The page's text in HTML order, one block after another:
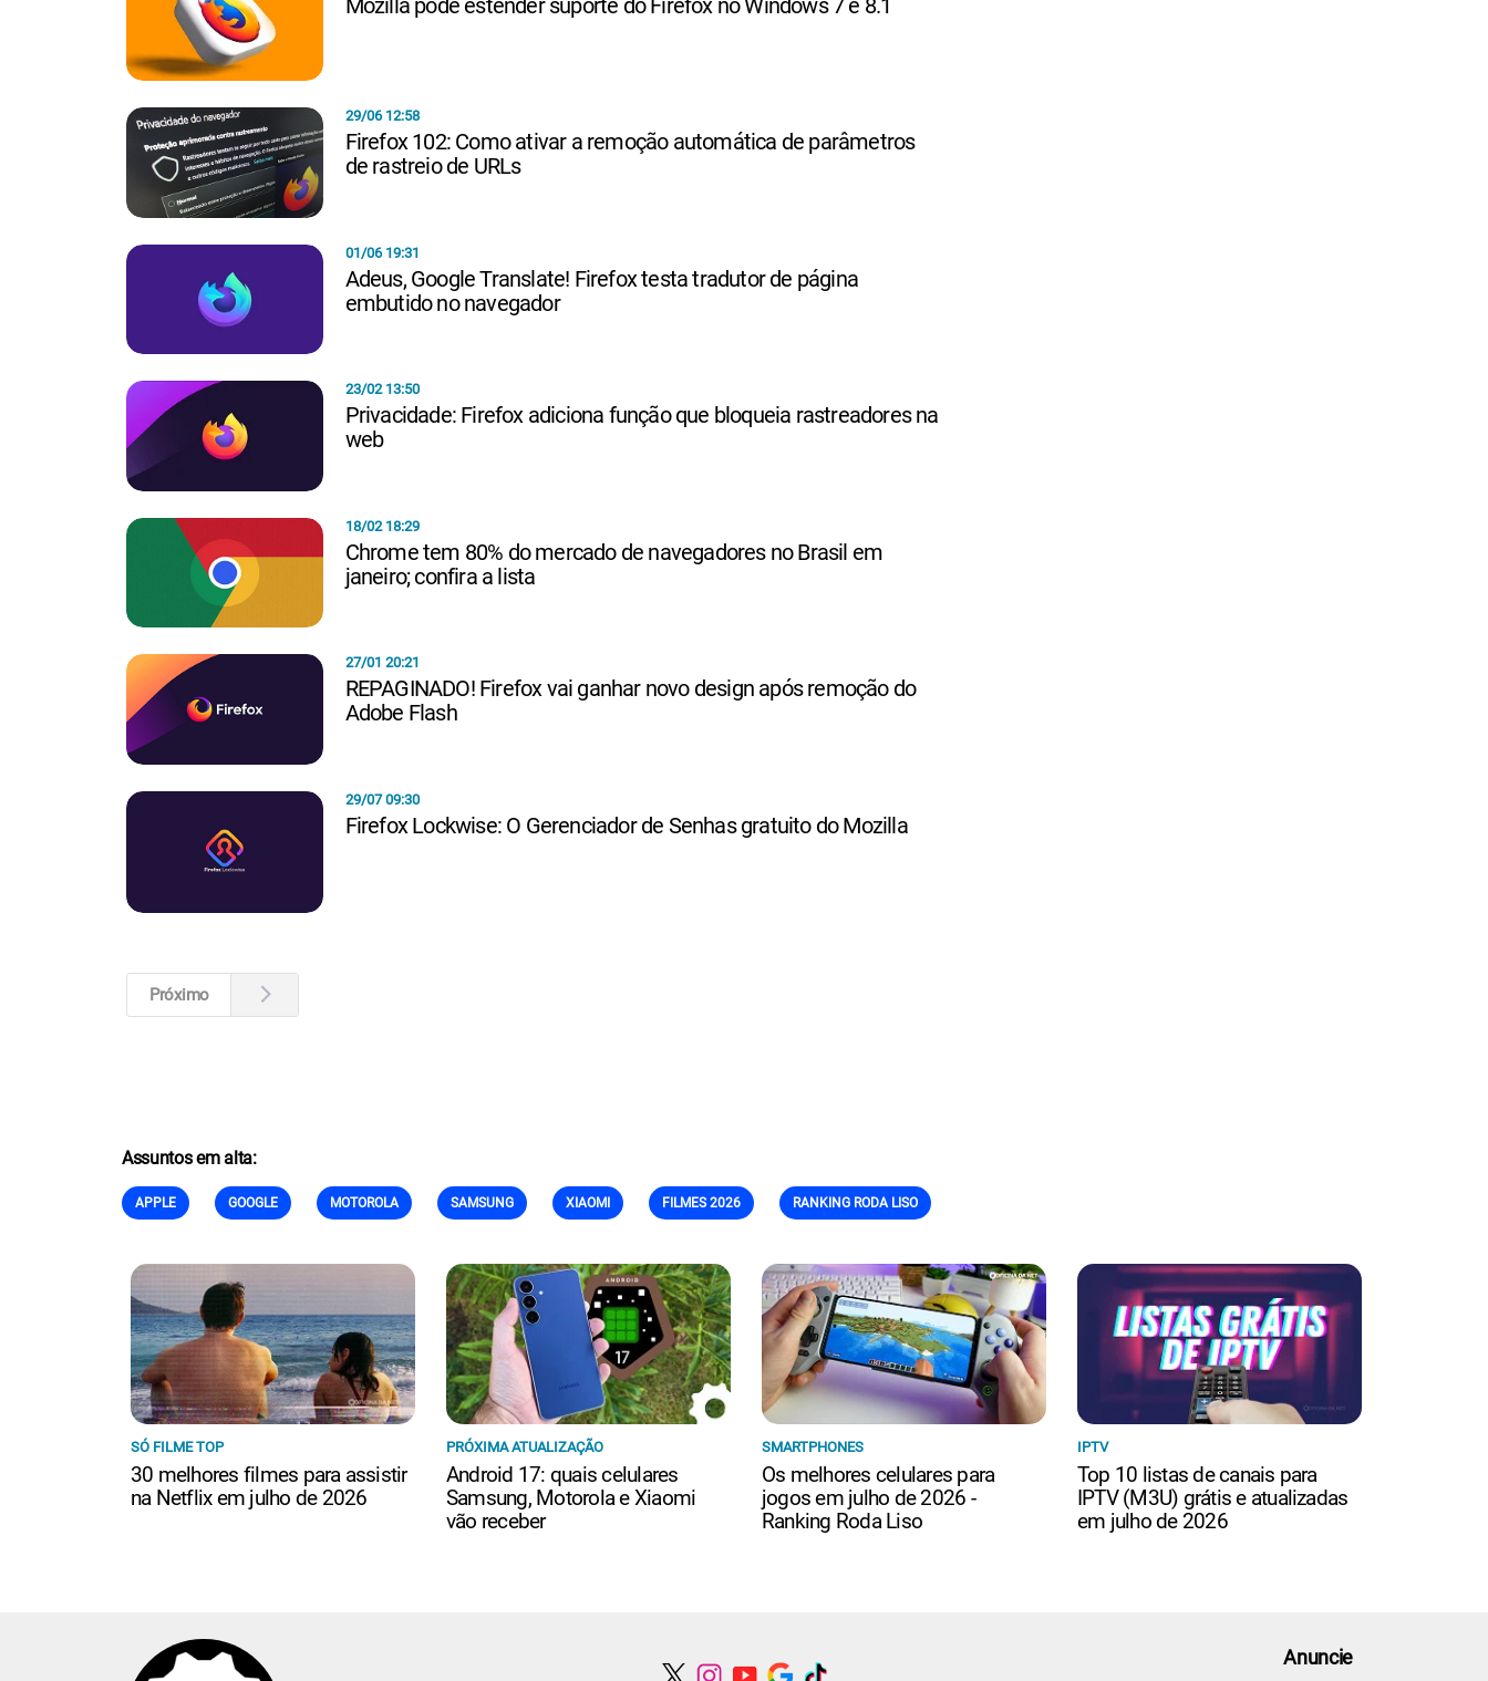
29/06 12:58
Firefox 102: Como ativar a remoção automática de parâmetros
de rastreio de URLs
01/06 19:31
Adeus, Google Translate! Firefox testa tradutor de página
embutido no navegador
23/02 13:50
Privacidade: Firefox adiciona função que bloqueia rastreadores na
web
18/02 18:29
Chrome tem 80% do mercado de navegadores no Brasil em
janeiro; confira a lista
27/01 20:21
REPAGINADO! Firefox vai ganhar novo design após remoção do
Adobe Flash
29/07 09:30
Firefox Lockwise: O Gerenciador de Senhas gratuito do Mozilla
Próximo
Assuntos em alta:
APPLE GOOGLE MOTOROLA SAMSUNG XIAOMI FILMES 2026 RANKING RODA LISO
SÓ FILME TOP
30 melhores filmes para assistir
na Netflix em julho de 2026
PRÓXIMA ATUALIZAÇÃO
Android 17: quais celulares
Samsung, Motorola e Xiaomi
vão receber
SMARTPHONES
Os melhores celulares para
jogos em julho de 2026 -
Ranking Roda Liso
IPTV
Top 10 listas de canais para
IPTV (M3U) grátis e atualizadas
em julho de 2026
Anuncie